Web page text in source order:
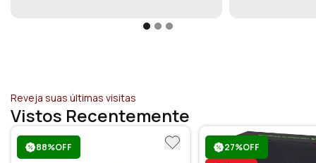
Reveja suas últimas visitas
Vistos Recentemente
88%OFF 27%OFF